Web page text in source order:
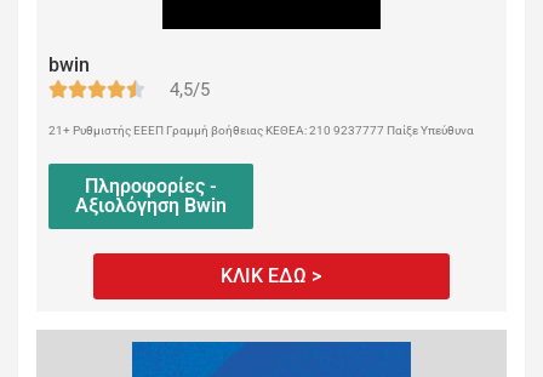
bwin
4,5/5
21+ Ρυθμιστής ΕΕΕΠ Γραμμή βοήθειας ΚΕΘΕΑ: 210 9237777 Παίξε Υπεύθυνα
Πληροφορίες -
Αξιολόγηση Bwin
ΚΛΙΚ ΕΔΩ >